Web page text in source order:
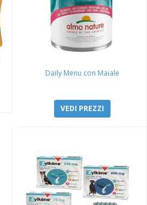
Daily Menu con Maiale
VEDI PREZZI